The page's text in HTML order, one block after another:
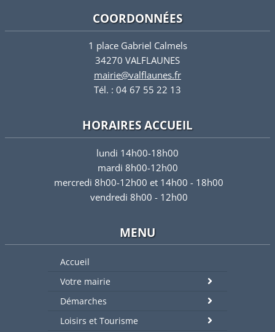
COORDONNÉES
1 place Gabriel Calmels
34270 VALFLAUNES
mairie@valflaunes.fr
Tél. : 04 67 55 22 13
HORAIRES ACCUEIL
lundi 14h00-18h00
mardi 8h00-12h00
mercredi 8h00-12h00 et 14h00 - 18h00
vendredi 8h00 - 12h00
MENU
Accueil
Votre mairie
Démarches
Loisirs et Tourisme